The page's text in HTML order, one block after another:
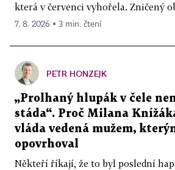
která v červenci vyhořela. Zničený
7. 8. 2026 ▪ 3 min. čtení
PETR HONZEJK
„Prolhaný hlupák v čele
stáda“. Proč Milana
vláda vedená mužem,
opovrhoval
Někteří říkají, že to byl poslední